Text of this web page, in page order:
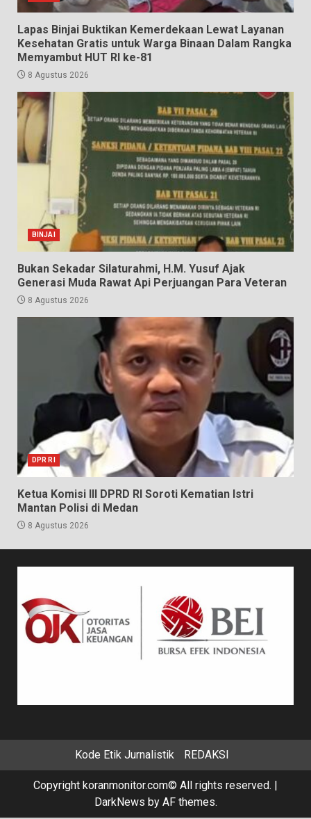
Lapas Binjai Buktikan Kemerdekaan Lewat Layanan
Kesehatan Gratis untuk Warga Binaan Dalam Rangka
Memyambut HUT RI ke-81
8 Agustus 2026
BINJAI
Bukan Sekadar Silaturahmi, H.M. Yusuf Ajak
Generasi Muda Rawat Api Perjuangan Para Veteran
8 Agustus 2026
DPR RI
Ketua Komisi III DPRD RI Soroti Kematian Istri
Mantan Polisi di Medan
8 Agustus 2026
Kode Etik Jurnalistik REDAKSI
Copyright koranmonitor.com© All rights reserved. |
DarkNews by AF themes.